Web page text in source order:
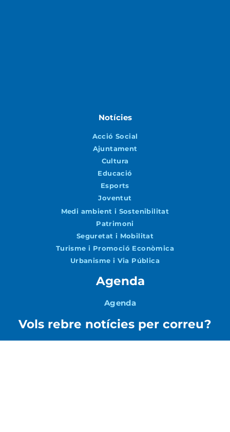
Notícies
Acció Social
Ajuntament
Cultura
Educació
Esports
Joventut
Medi ambient i Sostenibilitat
Patrimoni
Seguretat i Mobilitat
Turisme i Promoció Econòmica
Urbanisme i Via Pública
Agenda
Agenda
Vols rebre notícies per correu?